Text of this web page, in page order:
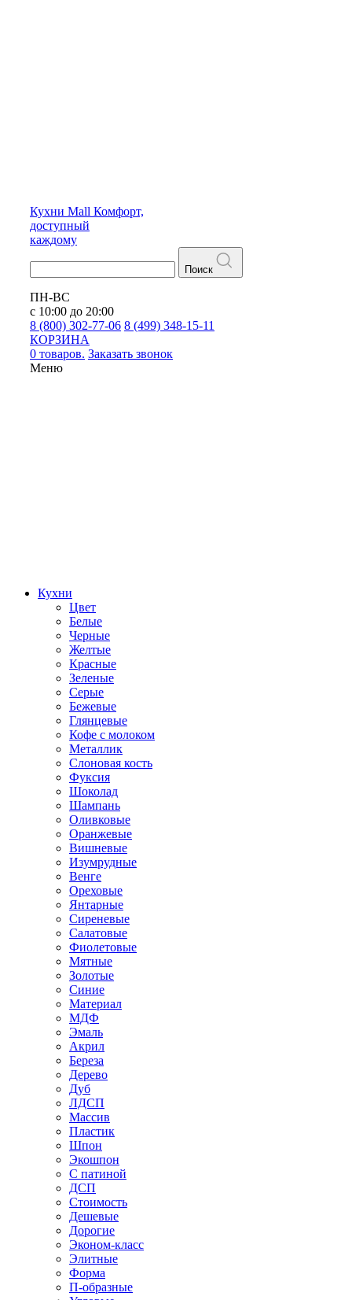
Кухни Mall Комфорт,
доступный
каждому
Поиск
ПН-ВС
с 10:00 до 20:00
8 (800) 302-77-06 8 (499) 348-15-11
КОРЗИНА
0 товаров. Заказать звонок
Меню
Кухни
Цвет
Белые
Черные
Желтые
Красные
Зеленые
Серые
Бежевые
Глянцевые
Кофе с молоком
Металлик
Слоновая кость
Фуксия
Шоколад
Шампань
Оливковые
Оранжевые
Вишневые
Изумрудные
Венге
Ореховые
Янтарные
Сиреневые
Салатовые
Фиолетовые
Мятные
Золотые
Синие
Материал
МДФ
Эмаль
Акрил
Береза
Дерево
Дуб
ЛДСП
Массив
Пластик
Шпон
Экошпон
С патиной
ДСП
Стоимость
Дешевые
Дорогие
Эконом-класс
Элитные
Форма
П-образные